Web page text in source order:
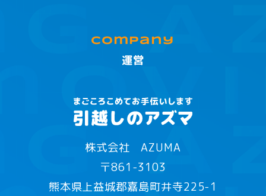
company
運営
株式会社 AZUMA
〒861-3103
熊本県上益城郡嘉島町井寺225-1